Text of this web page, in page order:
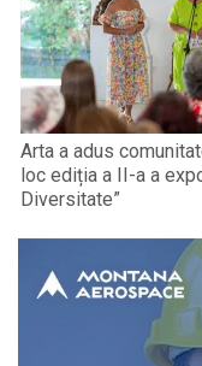
Arta a adus
loc ediția a II-a a
Diversitate”